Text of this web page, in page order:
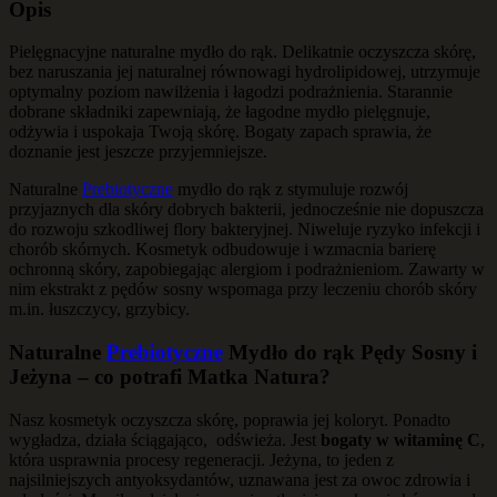
Opis
Pielęgnacyjne naturalne mydło do rąk. Delikatnie oczyszcza skórę,
bez naruszania jej naturalnej równowagi hydrolipidowej, utrzymuje
optymalny poziom nawilżenia i łagodzi podrażnienia. Starannie
dobrane składniki zapewniają, że łagodne mydło pielęgnuje,
odżywia i uspokaja Twoją skórę. Bogaty zapach sprawia, że
doznanie jest jeszcze przyjemniejsze.
Naturalne Prebiotyczne mydło do rąk z stymuluje rozwój
przyjaznych dla skóry dobrych bakterii, jednocześnie nie dopuszcza
do rozwoju szkodliwej flory bakteryjnej. Niweluje ryzyko infekcji i
chorób skórnych. Kosmetyk odbudowuje i wzmacnia barierę
ochronną skóry, zapobiegając alergiom i podrażnieniom. Zawarty w
nim ekstrakt z pędów sosny wspomaga przy leczeniu chorób skóry
m.in. łuszczycy, grzybicy.
Naturalne Prebiotyczne Mydło do rąk Pędy Sosny i
Jeżyna – co potrafi Matka Natura?
Nasz kosmetyk oczyszcza skórę, poprawia jej koloryt. Ponadto
wygładza, działa ściągająco, odświeża. Jest bogaty w witaminę C,
która usprawnia procesy regeneracji. Jeżyna, to jeden z
najsilniejszych antyoksydantów, uznawana jest za owoc zdrowia i